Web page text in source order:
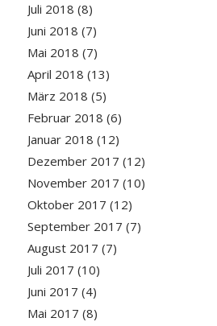
Juli 2018 (8)
Juni 2018 (7)
Mai 2018 (7)
April 2018 (13)
März 2018 (5)
Februar 2018 (6)
Januar 2018 (12)
Dezember 2017 (12)
November 2017 (10)
Oktober 2017 (12)
September 2017 (7)
August 2017 (7)
Juli 2017 (10)
Juni 2017 (4)
Mai 2017 (8)